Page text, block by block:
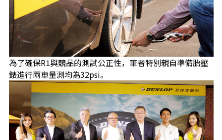
為了確保R1與競品的測試公正性，筆者特別親自準備胎壓
錶進行兩車量測均為32psi。